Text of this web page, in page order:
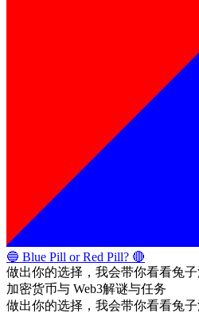
🔵 Blue Pill or Red Pill? 🔴
做出你的选择，我会带你看看兔子
加密货币与 Web3解谜与任务
做出你的选择，我会带你看看兔子